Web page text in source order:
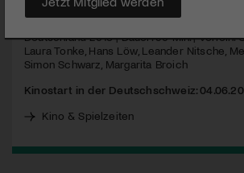
Deutschland 2015 | Dauer: 90 Min. | Verleih:
Laura Tonke, Hans Löw, Leander Nitsche,
Simon Schwarz, Margarita Broich
Kinostart in der Deutschschweiz:
Kino & Spielzeiten